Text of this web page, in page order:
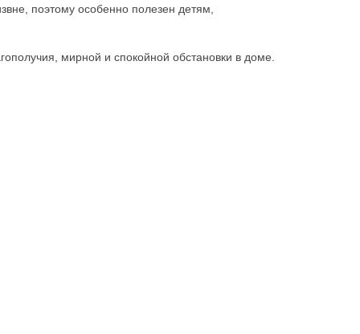
поэтому особенно полезен детям,
мирной и спокойной обстановки в доме.